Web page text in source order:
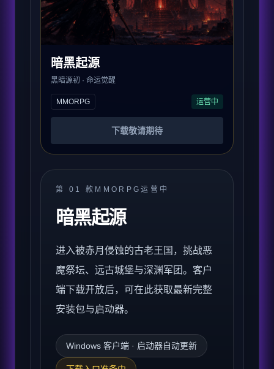
暗黑起源
黑暗源初 · 命运觉醒
MMORPG 运营中
下载敬请期待
第 01 款 MMORPG运营中
暗黑起源
进入被赤月侵蚀的古老王国，挑战恶
魔祭坛、远古城堡与深渊军团。客户
端下载开放后，可在此获取最新完整
安装包与启动器。
Windows 客户端 · 启动器自动更新